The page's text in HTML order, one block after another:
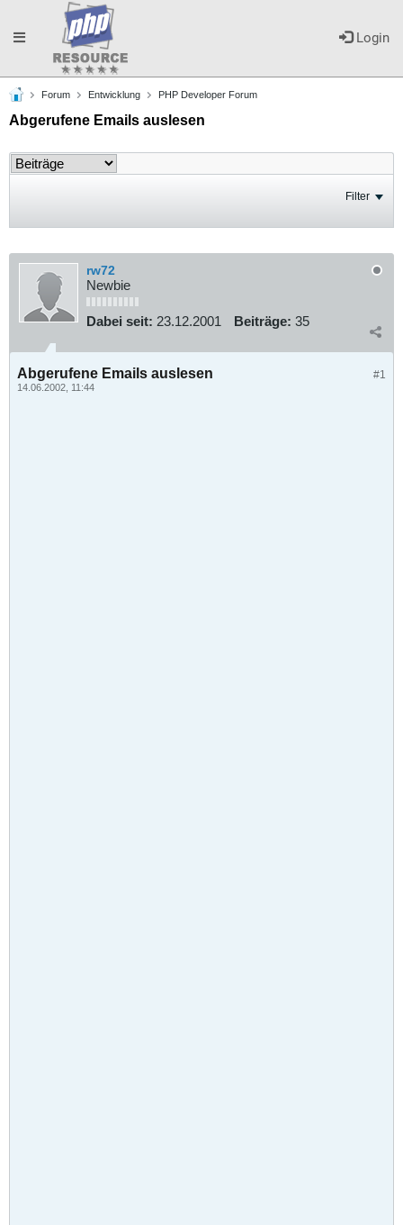
Login
Toggle
navigation
Forum Entwicklung PHP Developer Forum
Abgerufene Emails auslesen
Filter
rw72
Newbie
Dabei seit: 23.12.2001 Beiträge: 35
#1
Abgerufene Emails auslesen
14.06.2002, 11:44